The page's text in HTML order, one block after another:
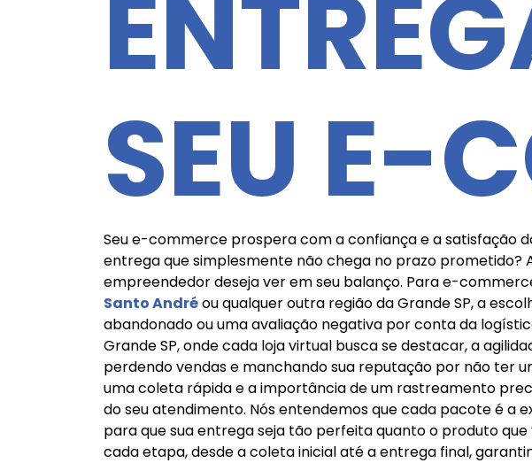
SEU E-
Seu e-commerce prospera com a confiança e a satisfação
entrega que simplesmente não chega no prazo
empreendedor deseja ver em seu balanço. Para e-
Santo Andréou qualquer outra região da Grande SP, a
abandonado ou uma avaliação negativa por conta da
Grande SP, onde cada loja virtual busca se destacar, a
perdendo vendas e manchando sua reputação por não ter
uma coleta rápida e a importância de um rastreamento
do seu atendimento. Nós entendemos que cada pacote é a
para que sua entrega seja tão perfeita quanto o produto
cada etapa, desde a coleta inicial até a entrega final,